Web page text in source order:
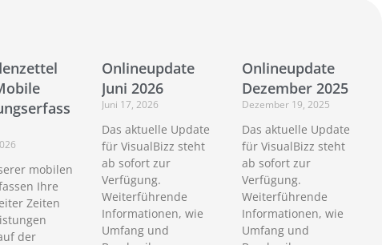
mobilen
Ihre
Zeiten
der
Onlineupdate
Juni 2026
Juni 17, 2026
Das aktuelle Update
für VisualBizz steht
ab sofort zur
Verfügung.
Weiterführende
Informationen, wie
Umfang und
Onlineupdate
Dezember 2025
Dezember 19, 2025
Das aktuelle Update
für VisualBizz steht
ab sofort zur
Verfügung.
Weiterführende
Informationen, wie
Umfang und